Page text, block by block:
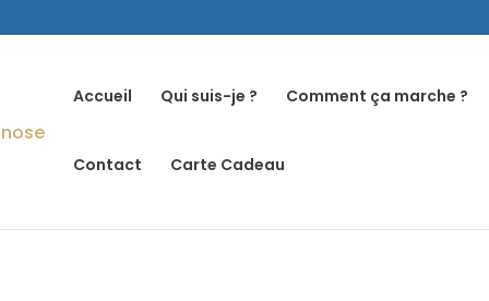
Accueil Qui suis-je ? Comment ça marche ?
Contact Carte Cadeau